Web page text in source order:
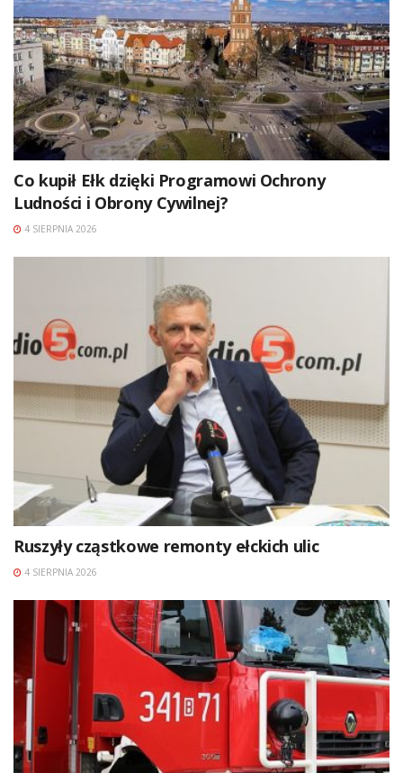
Co kupił Ełk dzięki Programowi Ochrony
Ludności i Obrony Cywilnej?
4 SIERPNIA 2026
Ruszyły cząstkowe remonty ełckich ulic
4 SIERPNIA 2026